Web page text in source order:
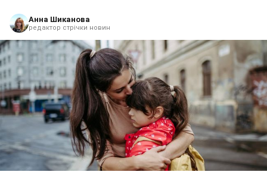
Анна Шиканова
редактор стрічки новин